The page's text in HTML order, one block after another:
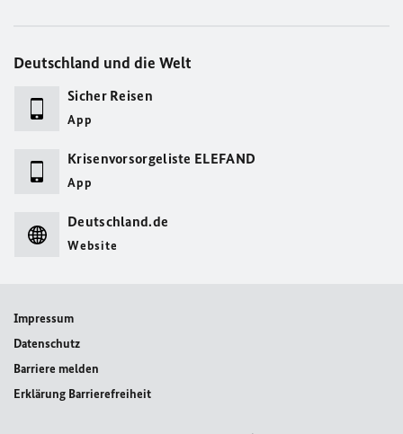
Deutschland und die Welt
Sicher Reisen
App
Krisenvorsorgeliste ELEFAND
App
Deutschland.de
Website
Impressum
Datenschutz
Barriere melden
Erklärung Barrierefreiheit